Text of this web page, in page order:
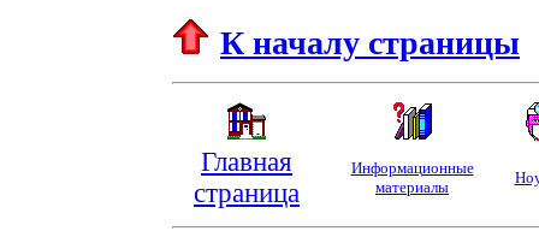
К началу страницы
Главная
страница
Информационные
материалы